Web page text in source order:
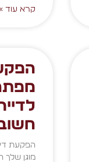
קרא עוד
הפקעת
מוגן שלך